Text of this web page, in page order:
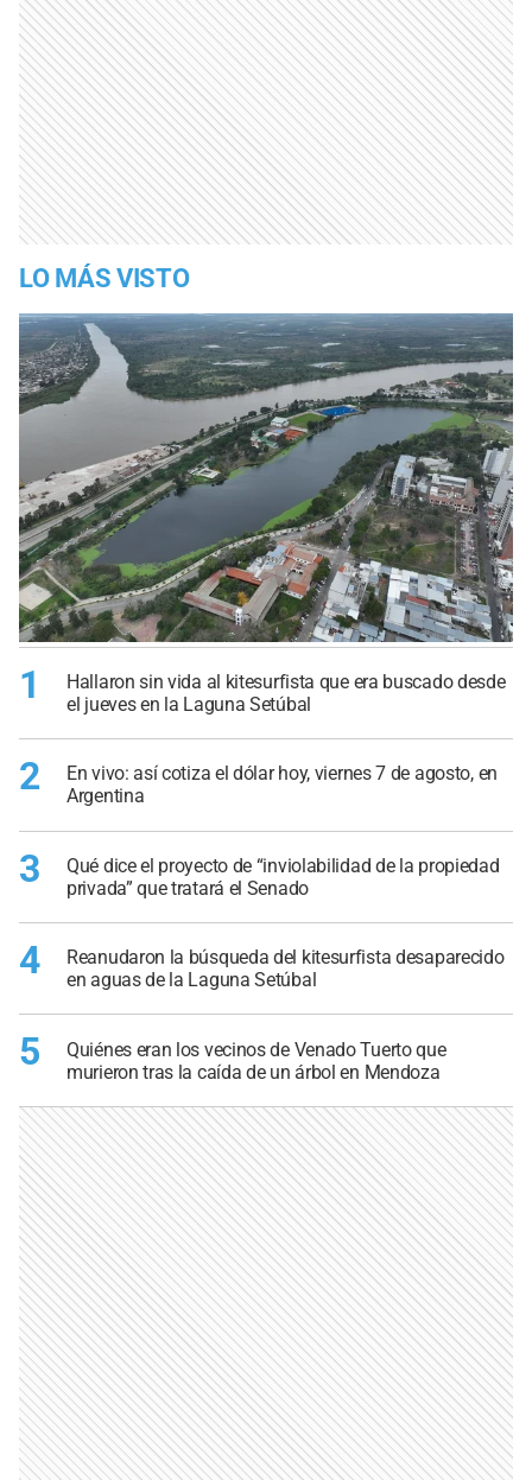
LO MÁS VISTO
1
Hallaron sin vida al kitesurfista que era buscado desde
el jueves en la Laguna Setúbal
2
En vivo: así cotiza el dólar hoy, viernes 7 de agosto, en
Argentina
3
Qué dice el proyecto de “inviolabilidad de la propiedad
privada” que tratará el Senado
4
Reanudaron la búsqueda del kitesurfista desaparecido
en aguas de la Laguna Setúbal
5
Quiénes eran los vecinos de Venado Tuerto que
murieron tras la caída de un árbol en Mendoza